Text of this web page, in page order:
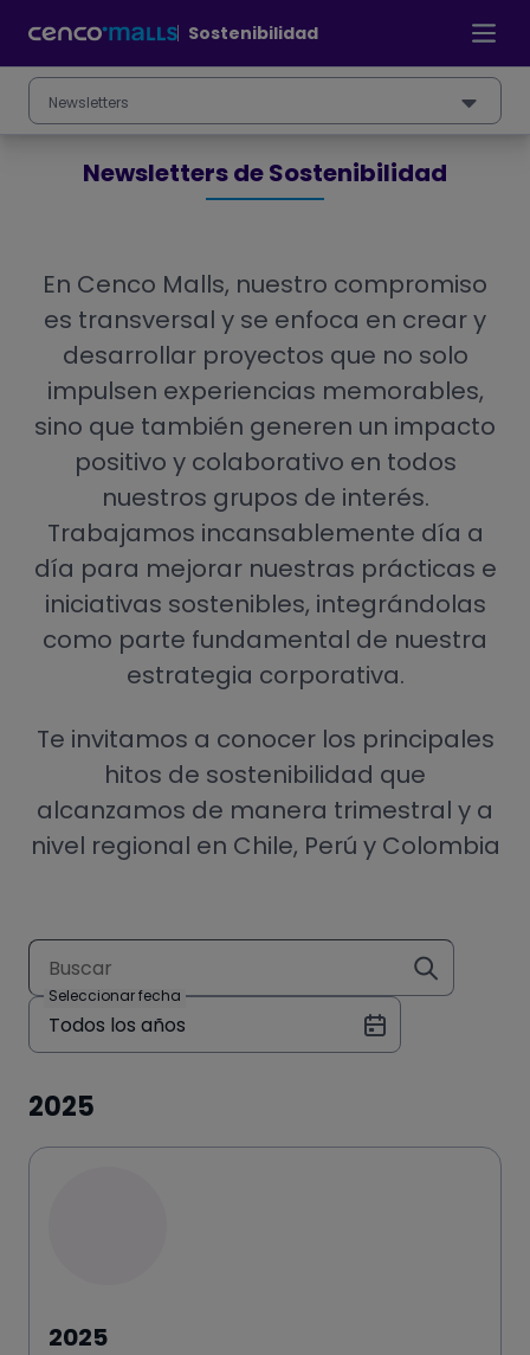
contenido
principal
Sostenibilidad
Newsletters
Newsletters de Sostenibilidad
En Cenco Malls, nuestro compromiso
es transversal y se enfoca en crear y
desarrollar proyectos que no solo
impulsen experiencias memorables,
sino que también generen un impacto
positivo y colaborativo en todos
nuestros grupos de interés.
Trabajamos incansablemente día a
día para mejorar nuestras prácticas e
iniciativas sostenibles, integrándolas
como parte fundamental de nuestra
estrategia corporativa.
Te invitamos a conocer los principales
hitos de sostenibilidad que
alcanzamos de manera trimestral y a
nivel regional en Chile, Perú y Colombia
Seleccionar fecha
Todos los años
Buscar
2025
2025